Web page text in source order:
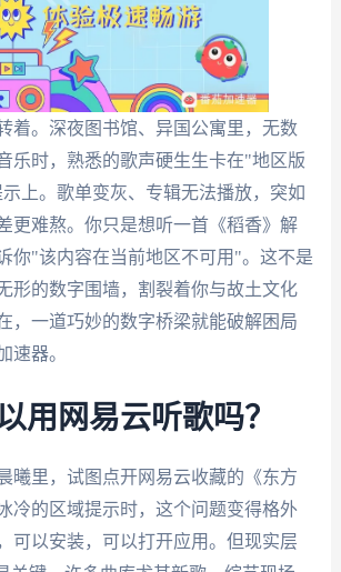
着。深夜图书馆、异国公寓里，无数
乐时，熟悉的歌声硬生生卡在"地区版
上。歌单变灰、专辑无法播放，突如
更难熬。你只是想听一首《稻香》解
你"该内容在当前地区不可用"。这不是
形的数字围墙，割裂着你与故土文化
，一道巧妙的数字桥梁就能破解困局
器。
用网易云听歌吗？
曦里，试图点开网易云收藏的《东方
冷的区域提示时，这个问题变得格外
可以安装，可以打开应用。但现实层